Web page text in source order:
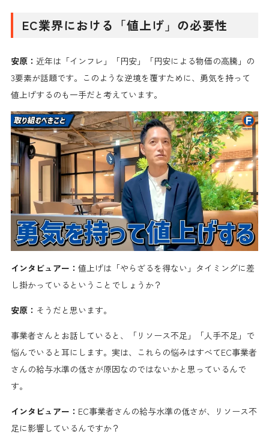
EC業界における「値上げ」の必要性
安原： 近年は「インフレ」「円安」「円安による物価の高騰」の
3要素が話題です。このような逆境を覆すために、勇気を持って
値上げするのも一手だと考えています。
インタビュアー： 値上げは「やらざるを得ない」タイミングに差
し掛かっているということでしょうか？
安原： そうだと思います。
事業者さんとお話していると、「リソース不足」「人手不足」で
悩んでいると耳にします。実は、これらの悩みはすべてEC事業者
さんの給与水準の低さが原因なのではないかと思っているんで
す。
インタビュアー： EC事業者さんの給与水準の低さが、リソース不
足に影響しているんですか？